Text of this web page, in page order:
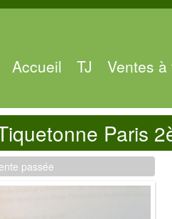
Accueil TJ Ventes à
Paris
passée